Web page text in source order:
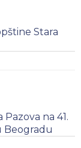
Stara
na 41.
Beogradu